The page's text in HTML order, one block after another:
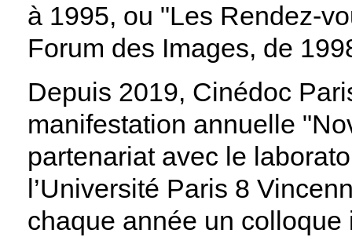
à 1995, ou "Les Rendez-
Forum des Images, de
Depuis 2019, Cinédoc
manifestation annuelle
partenariat avec le
l’Université Paris 8
chaque année un